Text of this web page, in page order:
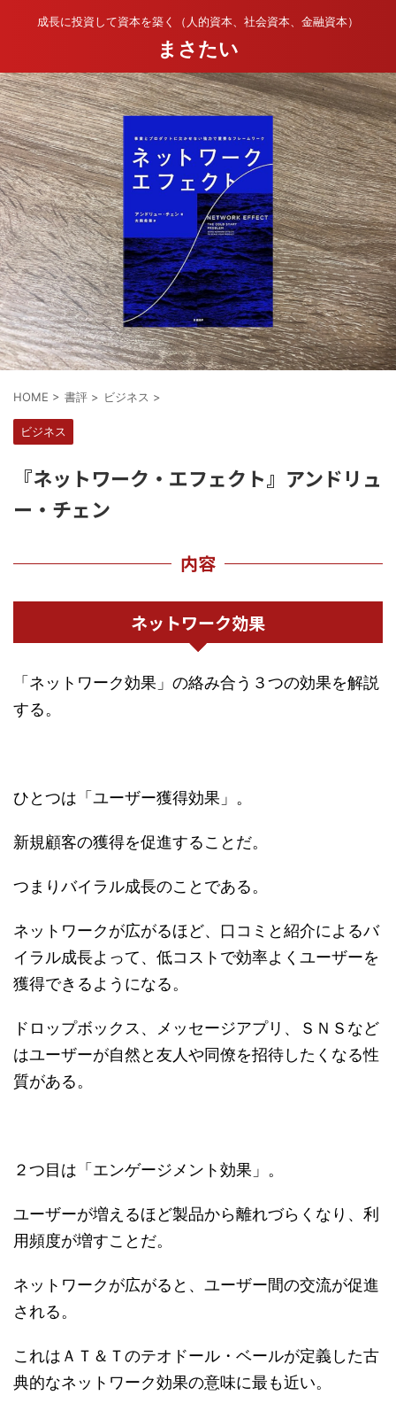
成長に投資して資本を築く（人的資本、社会資本、金融資本）
まさたい
HOME > 書評 > ビジネス >
ビジネス
『ネットワーク・エフェクト』アンドリュ
ー・チェン
内容
ネットワーク効果
「ネットワーク効果」の絡み合う３つの効果を解説
する。
ひとつは「ユーザー獲得効果」。
新規顧客の獲得を促進することだ。
つまりバイラル成長のことである。
ネットワークが広がるほど、口コミと紹介によるバ
イラル成長よって、低コストで効率よくユーザーを
獲得できるようになる。
ドロップボックス、メッセージアプリ、ＳＮＳなど
はユーザーが自然と友人や同僚を招待したくなる性
質がある。
２つ目は「エンゲージメント効果」。
ユーザーが増えるほど製品から離れづらくなり、利
用頻度が増すことだ。
ネットワークが広がると、ユーザー間の交流が促進
される。
これはＡＴ＆Ｔのテオドール・ベールが定義した古
典的なネットワーク効果の意味に最も近い。